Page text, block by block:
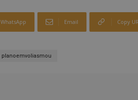
WhatsApp Email Copy
planoemvoliasmou